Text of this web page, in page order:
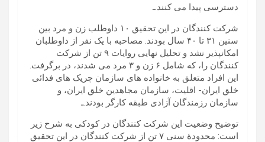
دسترسی پیدا می کنند.ـ
شرکت کنندگان در این تحقیق ۱۰ داوطلب زن و مرد بین
سنین ۳۱ تا ۴۰ سال بودند. مصاحبه با یک نفر از داوطلبان
امکانپذیر نشد و تحلیل نهایی روایات ۹ تن از شرکت
کنندگان را، که شامل ۶ زن و ۳ مرد می شدند، در برگرفت.
این افراد متعلق به خانواده های سازمان چریک های فدائی
خلق ایران- اقلیت، سازمان مجاهدین خلق ایران، و
سازمان رزمندگان آزادی طبقه کارگر بودند.ـ
توضیح وضعیت این شرکت کنندگان در کودکی به شرح زیر
است: محدودۀ سنی ۷ تن از شرکت کنندگان در این تحقیق